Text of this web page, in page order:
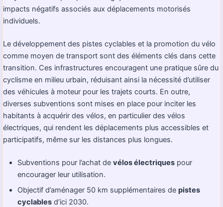
impacts négatifs associés aux déplacements motorisés
individuels.
Le développement des pistes cyclables et la promotion du vélo
comme moyen de transport sont des éléments clés dans cette
transition. Ces infrastructures encouragent une pratique sûre du
cyclisme en milieu urbain, réduisant ainsi la nécessité d’utiliser
des véhicules à moteur pour les trajets courts. En outre,
diverses subventions sont mises en place pour inciter les
habitants à acquérir des vélos, en particulier des vélos
électriques, qui rendent les déplacements plus accessibles et
participatifs, même sur les distances plus longues.
Subventions pour l’achat devélos électriques pour
encourager leur utilisation.
Objectif d’aménager 50 km supplémentaires depistes
cyclables d’ici 2030.